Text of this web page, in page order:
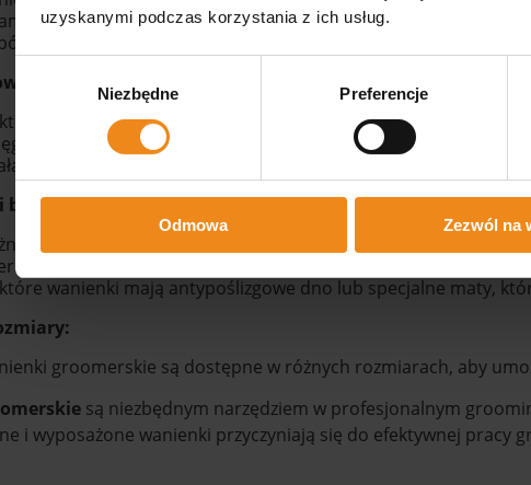
uzyskanymi podczas korzystania z ich usług.
zgody
Niezbędne Preferencje
Odmowa Zezwól na
materiału zależy od preferencji, budżetu i rodzaju pracy w
funkcje:
wanienki mogą mieć wbudowane akcesoria, takie jak
to jako praktyczne rozwiązanie, które umożliwia groomerowi
bezpieczeństwo:
jest, aby wanienki groomerskie były łatwe do czyszczenia i
wanienki mają antypoślizgowe dno lub specjalne maty,
groomerskie są dostępne w różnych rozmiarach, aby
są niezbędnym narzędziem w profesjonalnym
i wyposażone wanienki przyczyniają się do efektywnej pracy